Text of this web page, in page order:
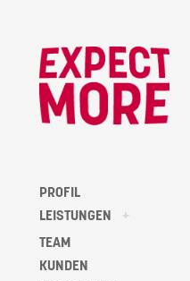
content
PROFIL
LEISTUNGEN
toggle
+
TEAM
KUNDEN